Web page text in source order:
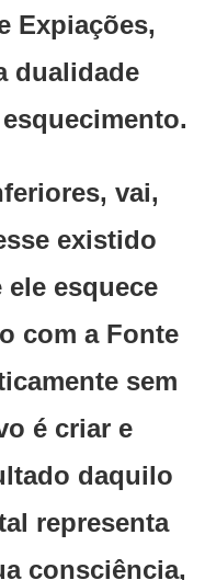
Expiações,
dualidade
vai,
existido
ele esquece
com a Fonte
sem
é criar e
daquilo
representa
consciência,